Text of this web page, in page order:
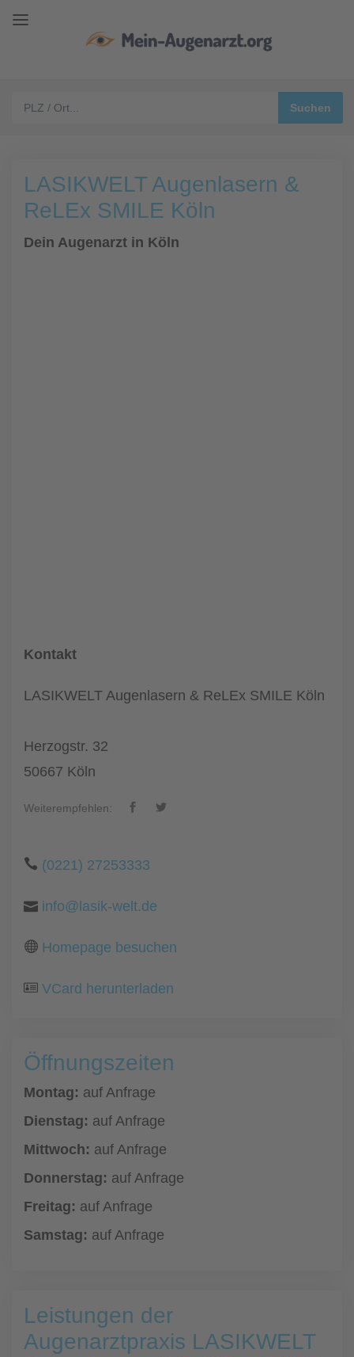
LASIKWELT Augenlasern &
ReLEx SMILE Köln
Dein Augenarzt in Köln
Kontakt
LASIKWELT Augenlasern & ReLEx SMILE Köln
Herzogstr. 32
50667 Köln
Weiterempfehlen:
(0221) 27253333
info@lasik-welt.de
Homepage besuchen
VCard herunterladen
Öffnungszeiten
Montag: auf Anfrage
Dienstag: auf Anfrage
Mittwoch: auf Anfrage
Donnerstag: auf Anfrage
Freitag: auf Anfrage
Samstag: auf Anfrage
Leistungen der
Augenarztpraxis LASIKWELT